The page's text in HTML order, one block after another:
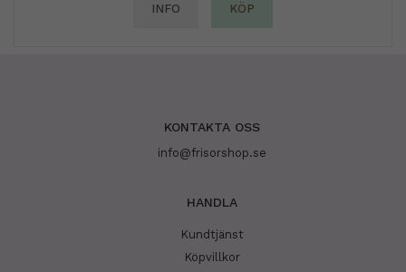
INFO KÖP
KONTAKTA OSS
info@frisorshop.se
HANDLA
Kundtjänst
Köpvillkor